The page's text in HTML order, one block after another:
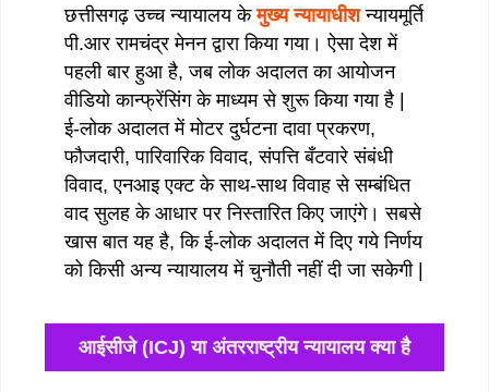
छत्तीसगढ़ उच्च न्यायालय केमुख्य न्यायाधीशन्यायमूर्ति
पी.आर रामचंद्र मेनन द्वारा किया गया। ऐसा देश में
पहली बार हुआ है, जब लोक अदालत का आयोजन
वीडियो कान्फ्रेंसिंग के माध्यम से शुरू किया गया है |
ई-लोक अदालत में मोटर दुर्घटना दावा प्रकरण,
फौजदारी, पारिवारिक विवाद, संपत्ति बँटवारे संबंधी
विवाद, एनआइ एक्ट के साथ-साथ विवाह से सम्बंधित
वाद सुलह के आधार पर निस्तारित किए जाएंगे। सबसे
खास बात यह है, कि ई-लोक अदालत में दिए गये निर्णय
को किसी अन्य न्यायालय में चुनौती नहीं दी जा सकेगी |
आईसीजे (ICJ) या अंतरराष्ट्रीय न्यायालय क्या है